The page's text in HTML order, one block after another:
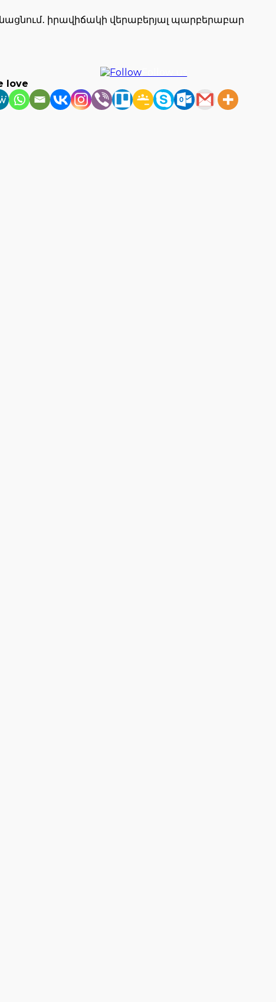
իրավիճակի վերաբերյալ պարբերաբար
love